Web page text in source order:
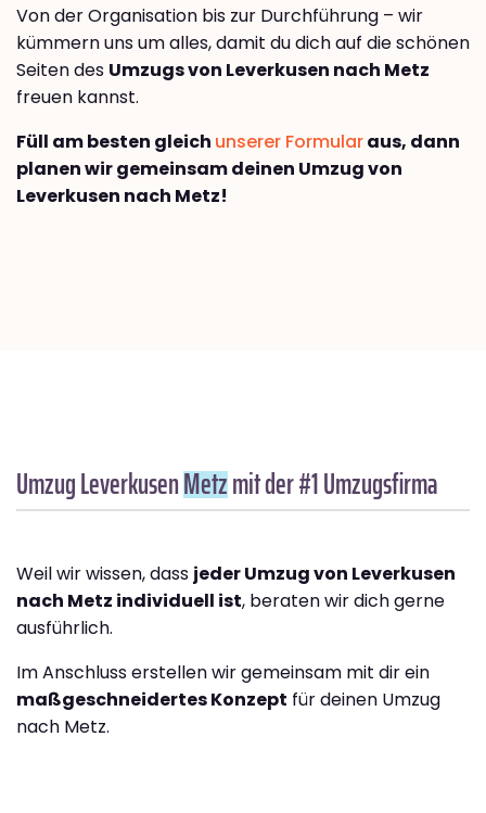
Von der Organisation bis zur Durchführung – wir
kümmern uns um alles, damit du dich auf die schönen
Seiten des Umzugs von Leverkusen nach Metz
freuen kannst.
Füll am besten gleich unserer Formularaus, dann
planen wir gemeinsam deinen Umzug von
Leverkusen nach Metz!
Umzug LeverkusenMetzmit der #1 Umzugsfirma
Weil wir wissen, dass jeder Umzug von Leverkusen
nach Metz individuell ist, beraten wir dich gerne
ausführlich.
Im Anschluss erstellen wir gemeinsam mit dir ein
maßgeschneidertes Konzept für deinen Umzug
nach Metz.